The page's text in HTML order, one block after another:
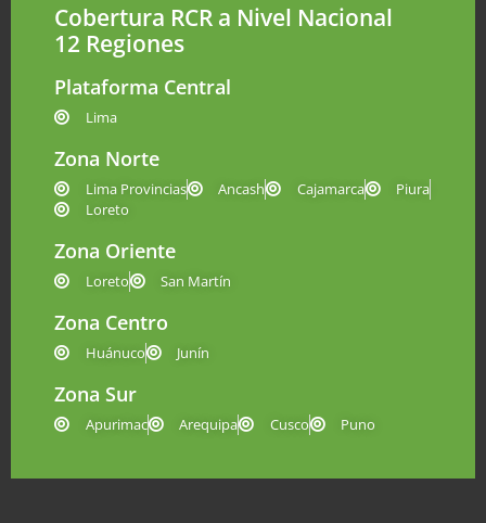
Cobertura RCR a Nivel Nacional
12 Regiones
Plataforma Central
Lima
Zona Norte
Lima Provincias Ancash Cajamarca
Piura
Loreto
Zona Oriente
Loreto San Martín
Zona Centro
Huánuco Junín
Zona Sur
Apurimac Arequipa Cusco Puno